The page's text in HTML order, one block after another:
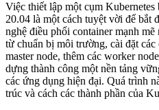
Việc thiết lập một cụm
20.04 là một cách tuyệt vời để bắt
nghệ điều phối container mạnh
từ chuẩn bị môi trường, cài đặt
master node, thêm các worker
dựng thành công một nền tảng
các ứng dụng hiện đại. Quá trình
trúc và cách các thành phần của